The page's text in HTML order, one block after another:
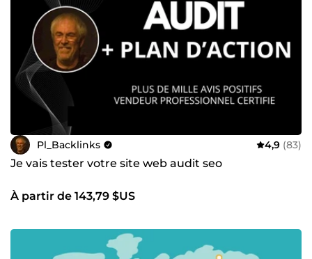
Pl_Backlinks 4,9 (83)
Je vais tester votre site web audit seo
À partir de 143,79 $US